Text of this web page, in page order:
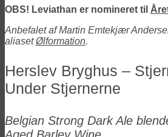
OBS! Leviathan er nomineret til
Anbefalet af Martin Emtekjær
aliasetØlformation.
Herslev Bryghus –
Under Stjernerne
Belgian Strong Dark Ale